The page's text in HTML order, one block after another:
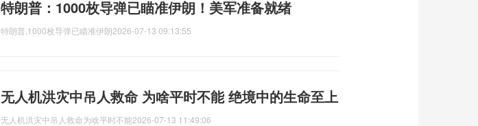
特朗普：1000枚导弹已瞄准伊朗！美军准备就绪
特朗普,1000枚导弹已瞄准伊朗2026-07-13 09:13:55
无人机洪灾中吊人救命 为啥平时不能 绝境中的生命至上
无人机洪灾中吊人救命为啥平时不能2026-07-13 11:49:06